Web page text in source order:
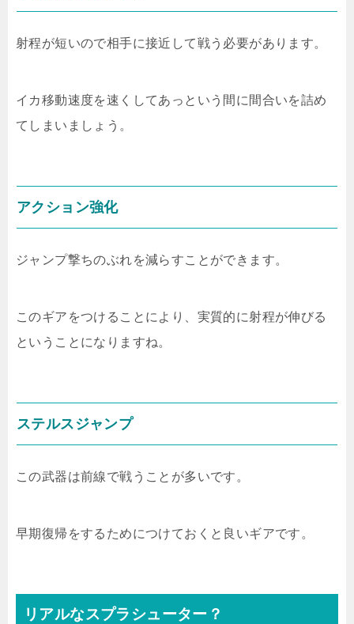
射程が短いので相手に接近して戦う必要があります。
イカ移動速度を速くしてあっという間に間合いを詰め
てしまいましょう。
アクション強化
ジャンプ撃ちのぶれを減らすことができます。
このギアをつけることにより、実質的に射程が伸びる
ということになりますね。
ステルスジャンプ
この武器は前線で戦うことが多いです。
早期復帰をするためにつけておくと良いギアです。
リアルなスプラシューター？